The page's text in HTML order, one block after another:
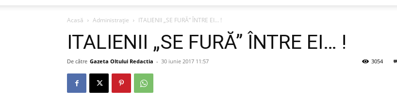
Acasă Administrație ITALIENII „SE FURĂ” ÎNTRE EI… !
ITALIENII „SE FURĂ” ÎNTRE EI… !
De către Gazeta Oltului Redactia - 30 iunie 2017 11:57 3054